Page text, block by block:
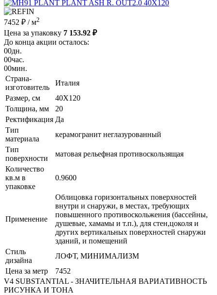
7452 ₽ / м2
Цена за упаковку 7 153.92 ₽
До конца акции осталось:
00дн.
00час.
00мин.
Страна-
изготовитель
Италия
Размер, см
40X120
Толщина, мм
20
Ректификация Да
Тип
материала
керамогранит неглазурованный
Тип
поверхности
матовая рельефная противоскользящая
Количество
кв.м в
упаковке
0.9600
Применение
Облицовка горизонтальных поверхностей
внутри и снаружи, в местах, требующих
повышенного противоскольжения (бассейны,
душевые, хамамы и т.п.), для стен,цоколя и
других вертикальных поверхностей снаружи
зданий, и помещений
Стиль
дизайна
ЛОФТ, МИНИМАЛИЗМ
Цена за метр
7452
V4 SUBSTANTIAL - ЗНАЧИТЕЛЬНАЯ ВАРИАТИВНОСТЬ
РИСУНКА И ТОНА